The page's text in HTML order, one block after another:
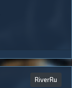
RiverRu